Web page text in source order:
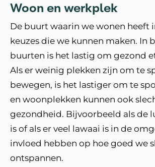
Woon en werkplek
De buurt waarin we wonen heeft
keuzes die we kunnen maken. In
buurten is het lastig om gezond
Als er weinig plekken zijn om te
bewegen, is het lastiger om te
en woonplekken kunnen ook
gezondheid. Bijvoorbeeld als de
is of als er veel lawaai is in de
invloed hebben op hoe goed we
ontspannen.